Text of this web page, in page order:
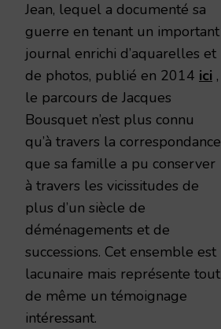
Jean, lequel a documenté sa
guerre en tenant un important
journal enrichi d’aquarelles et
de photos, publié en 2014 ici ,
le parcours de Jacques
Bousquet n’est plus connu
qu’à travers la correspondance
que sa famille a pu conserver
à travers les vicissitudes de
plus d’un siècle de
déménagements et de
successions. Cet ensemble est
lacunaire mais représente tout
de même un témoignage
intéressant.